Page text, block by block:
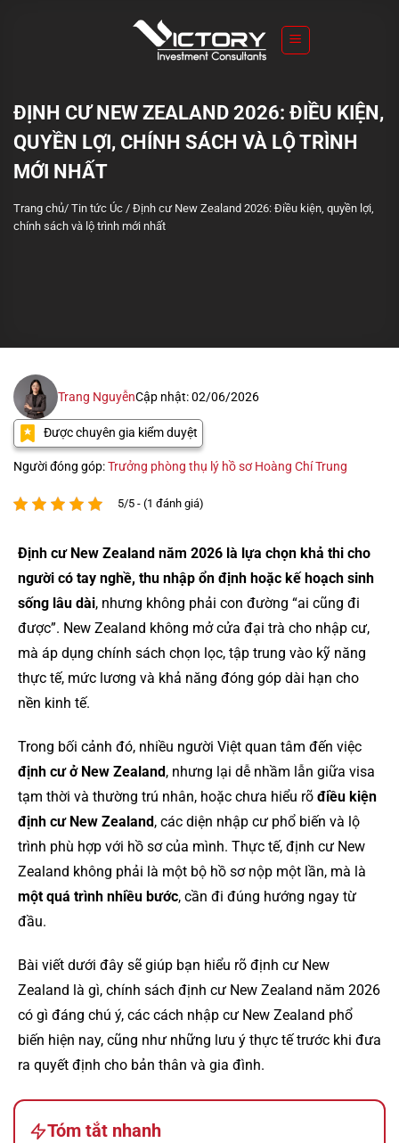
ĐỊNH CƯ NEW ZEALAND 2026: ĐIỀU KIỆN,
QUYỀN LỢI, CHÍNH SÁCH VÀ LỘ TRÌNH
MỚI NHẤT
Trang chủ/ Tin tức Úc / Định cư New Zealand 2026: Điều kiện, quyền lợi,
chính sách và lộ trình mới nhất
Trang NguyễnCập nhật: 02/06/2026
Được chuyên gia kiểm duyệt
Người đóng góp:Trưởng phòng thụ lý hồ sơ Hoàng Chí Trung
5/5 - (1 đánh giá)
Định cư New Zealand năm 2026 là lựa chọn khả thi cho
người có tay nghề, thu nhập ổn định hoặc kế hoạch sinh
sống lâu dài, nhưng không phải con đường “ai cũng đi
được”. New Zealand không mở cửa đại trà cho nhập cư,
mà áp dụng chính sách chọn lọc, tập trung vào kỹ năng
thực tế, mức lương và khả năng đóng góp dài hạn cho
nền kinh tế.
Trong bối cảnh đó, nhiều người Việt quan tâm đến việc
định cư ở New Zealand, nhưng lại dễ nhầm lẫn giữa visa
tạm thời và thường trú nhân, hoặc chưa hiểu rõ điều kiện
định cư New Zealand, các diện nhập cư phổ biến và lộ
trình phù hợp với hồ sơ của mình. Thực tế, định cư New
Zealand không phải là một bộ hồ sơ nộp một lần, mà là
một quá trình nhiều bước, cần đi đúng hướng ngay từ
đầu.
Bài viết dưới đây sẽ giúp bạn hiểu rõ định cư New
Zealand là gì, chính sách định cư New Zealand năm 2026
có gì đáng chú ý, các cách nhập cư New Zealand phổ
biến hiện nay, cũng như những lưu ý thực tế trước khi đưa
ra quyết định cho bản thân và gia đình.
Tóm tắt nhanh